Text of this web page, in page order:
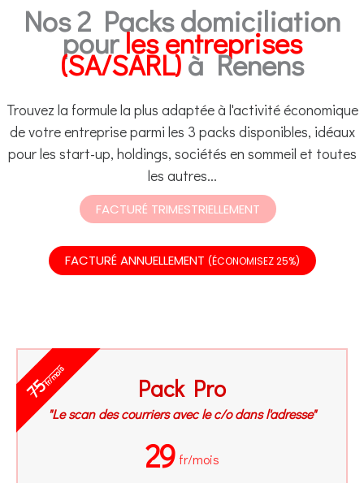
Nos 2 Packs domiciliation
pourles entreprises
(SA/SARL)à Renens
Trouvez la formule la plus adaptée à l'activité économique
de votre entreprise parmi les 3 packs disponibles, idéaux
pour les start-up, holdings, sociétés en sommeil et toutes
les autres...
FACTURÉ TRIMESTRIELLEMENT
FACTURÉ ANNUELLEMENT (ÉCONOMISEZ 25%)
Pack Pro
"Le scan des courriers avec le c/o dans l'adresse"
29 fr/mois
75fr/mois